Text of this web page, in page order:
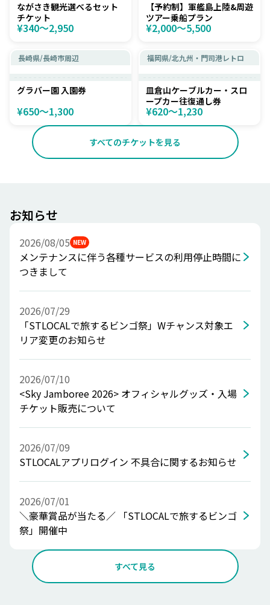
ながさき観光選べるセット
チケット
¥340〜2,950
【予約制】軍艦島上陸&周遊
ツアー乗船プラン
¥2,000〜5,500
長崎県/長崎市周辺
グラバー園 入園券
¥650〜1,300
福岡県/北九州・門司港レトロ
皿倉山ケーブルカー・スロ
ープカー往復通し券
¥620〜1,230
すべてのチケットを見る
お知らせ
2026/08/05 NEW
メンテナンスに伴う各種サービスの利用停止時間に
つきまして
2026/07/29
「STLOCALで旅するビンゴ祭」Wチャンス対象エ
リア変更のお知らせ
2026/07/10
<Sky Jamboree 2026> オフィシャルグッズ・入場
チケット販売について
2026/07/09
STLOCALアプリログイン 不具合に関するお知らせ
2026/07/01
＼豪華賞品が当たる／ 「STLOCALで旅するビンゴ
祭」開催中
すべて見る